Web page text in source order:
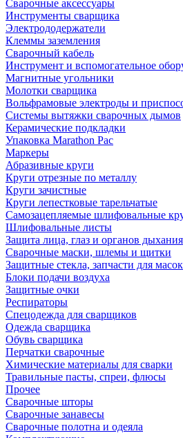
Сварочные аксессуары
Инструменты сварщика
Электрододержатели
Клеммы заземления
Сварочный кабель
Инструмент и вспомогательное
Магнитные угольники
Молотки сварщика
Вольфрамовые электроды и
Системы вытяжки сварочных дымов
Керамические подкладки
Упаковка Marathon Pac
Маркеры
Абразивные круги
Круги отрезные по металлу
Круги зачистные
Круги лепестковые тарельчатые
Самозацепляемые шлифовальные
Шлифовальные листы
Защита лица, глаз и органов дыхания
Сварочные маски, шлемы и щитки
Защитные стекла, запчасти для масок
Блоки подачи воздуха
Защитные очки
Респираторы
Спецодежда для сварщиков
Одежда сварщика
Обувь сварщика
Перчатки сварочные
Химические материалы для сварки
Травильные пасты, спреи, флюсы
Прочее
Сварочные шторы
Сварочные занавесы
Сварочные полотна и одеяла